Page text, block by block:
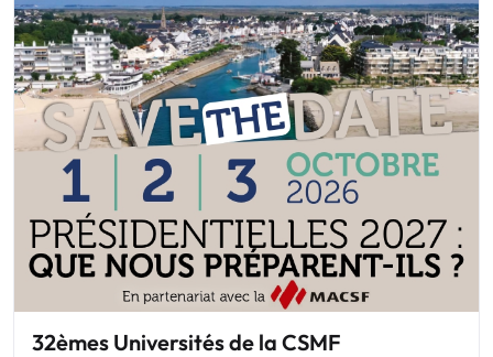
32èmes Universités de la CSMF